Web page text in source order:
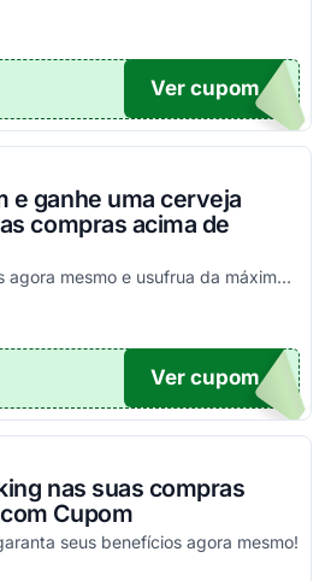
MPRA
Ver cupom
e ganhe uma cerveja
compras acima de
Aproveite seus brindes agora mesmo e usufrua da máxima economia nas suas compras online!
DS
Ver cupom
nas suas compras
Cupom
seus benefícios agora mesmo!